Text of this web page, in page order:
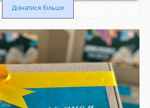
Дізнатися більше